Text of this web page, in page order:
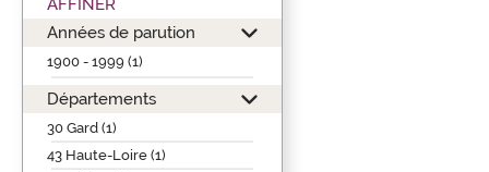
Années de parution
1900 - 1999 (1)
Départements
30 Gard (1)
43 Haute-Loire (1)